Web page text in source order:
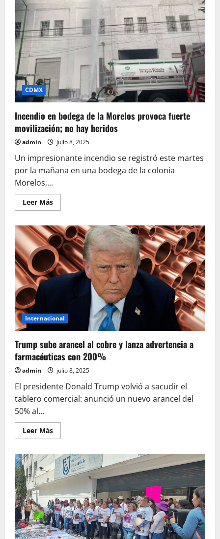
indaga
millonario
soborno
desde
Israel
CDMX
Incendio en bodega de la Morelos provoca fuerte
movilización; no hay heridos
admin julio 8, 2025
Un impresionante incendio se registró este martes
por la mañana en una bodega de la colonia
Morelos,...
Leer MásLeer
más
Incendio
en
bodega
de
la
Morelos
provoca
fuerte
movilización;
Internacional
Trump sube arancel al cobre y lanza advertencia a
farmacéuticas con 200%
admin julio 8, 2025
El presidente Donald Trump volvió a sacudir el
tablero comercial: anunció un nuevo arancel del
50% al...
Leer MásLeer
más
Trump
sube
arancel
al
cobre
lanza
advertencia
a
farmacéuticas
con
200%